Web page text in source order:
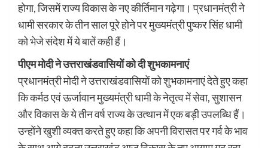
होगा, जिसमें राज्य विकास के नए कीर्तिमान गढ़ेगा। प्रधानमंत्री ने
धामी सरकार के तीन साल पूरे होने पर मुख्यमंत्री पुष्कर सिंह धामी
को भेजे संदेश में ये बातें कही हैं।
पीएम मोदी ने उत्तराखंडवासियों को दी शुभकामनाएं
प्रधानमंत्री मोदी ने उत्तराखंडवासियों को शुभकामनाएं देते हुए कहा
कि कर्मठ एवं ऊर्जावान मुख्यमंत्री धामी के नेतृत्व में सेवा, सुशासन
और विकास के ये तीन वर्ष राज्य के उत्थान में एक बड़ी उपलब्धि हैं।
उन्होंने खुशी व्यक्त करते हुए कहा कि अपनी विरासत पर गर्व के भाव